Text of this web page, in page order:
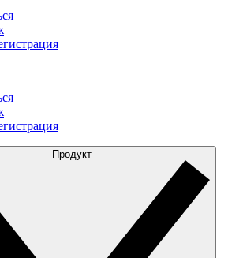
Продукт